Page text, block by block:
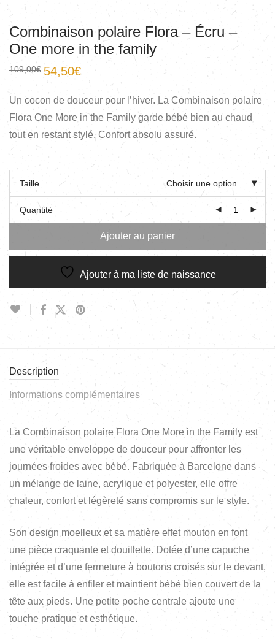
Combinaison polaire Flora – Écru –
One more in the family
109,00€ 54,50€
Un cocon de douceur pour l’hiver. La Combinaison polaire
Flora One More in the Family garde bébé bien au chaud
tout en restant stylé. Confort absolu assuré.
Taille Choisir une option
Quantité
Ajouter au panier
Ajouter à ma liste de naissance
Description
Informations complémentaires
La Combinaison polaire Flora One More in the Family est
une véritable enveloppe de douceur pour affronter les
journées froides avec bébé. Fabriquée à Barcelone dans
un mélange de laine, acrylique et polyester, elle offre
chaleur, confort et légèreté sans compromis sur le style.
Son design moelleux et sa matière effet mouton en font
une pièce craquante et douillette. Dotée d’une capuche
intégrée et d’une fermeture à boutons croisés sur le devant,
elle est facile à enfiler et maintient bébé bien couvert de la
tête aux pieds. Une petite poche centrale ajoute une
touche pratique et esthétique.